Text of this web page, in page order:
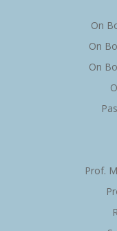
On
On
On
Prof.